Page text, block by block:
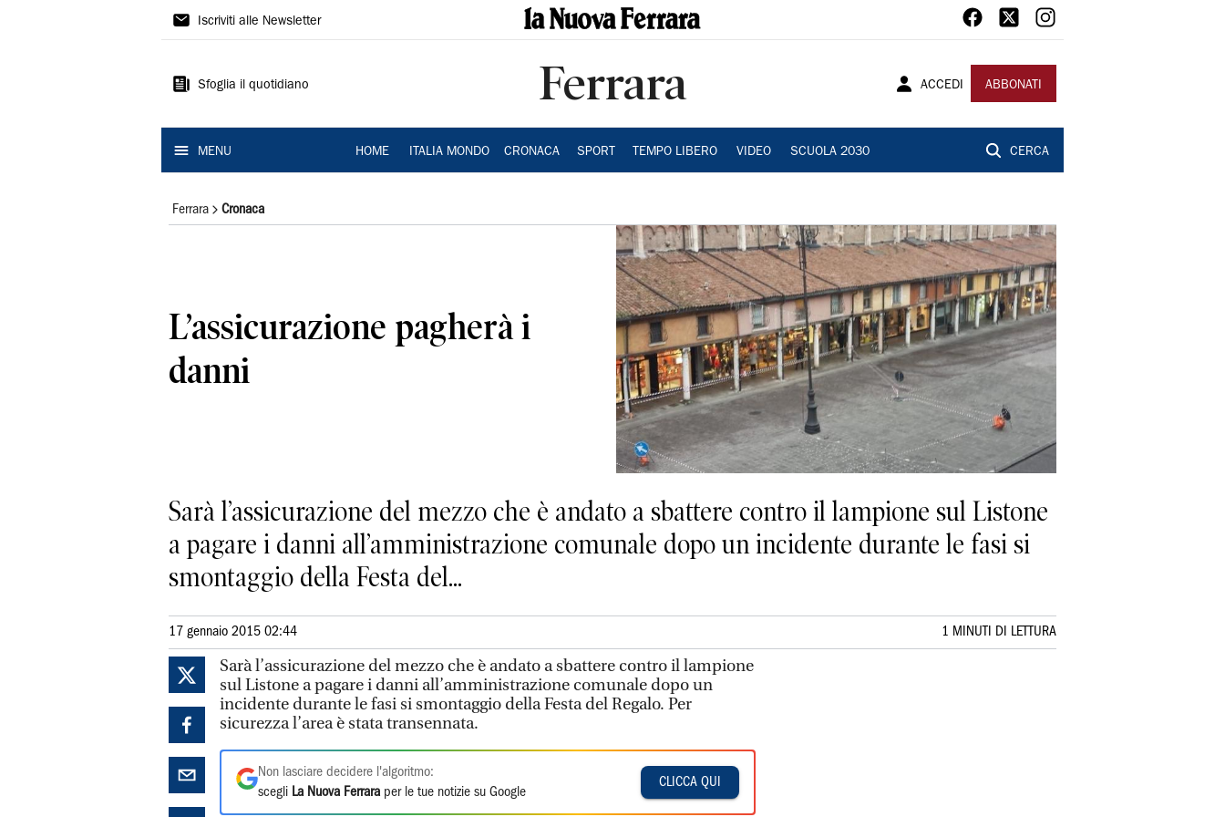
La
Ferrara
Iscriviti alle Newsletter
Sfoglia il quotidiano Ferrara ACCEDI ABBONATI
MENU HOME ITALIA MONDO CRONACA SPORT TEMPO LIBERO VIDEO SCUOLA 2030 CERCA
Ferrara Cronaca
L’assicurazione pagherà i
danni
Sarà l’assicurazione del mezzo che è andato a sbattere contro il lampione sul Listone
a pagare i danni all’amministrazione comunale dopo un incidente durante le fasi si
smontaggio della Festa del...
17 gennaio 2015 02:44 1 MINUTI DI LETTURA
Sarà l’assicurazione del mezzo che è andato a sbattere contro il lampione
sul Listone a pagare i danni all’amministrazione comunale dopo un
incidente durante le fasi si smontaggio della Festa del Regalo. Per
sicurezza l’area è stata transennata.
Non lasciare decidere l'algoritmo:
scegli La Nuova Ferrara per le tue notizie su Google
CLICCA QUI